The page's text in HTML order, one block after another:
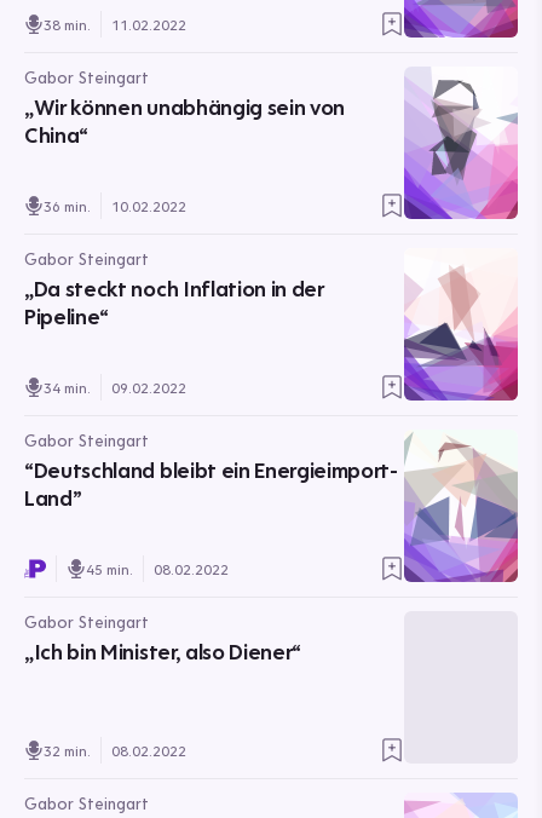
38 min. 11.02.2022
Gabor Steingart
„Wir können unabhängig sein von
China“
36 min. 10.02.2022
Gabor Steingart
„Da steckt noch Inflation in der
Pipeline“
34 min. 09.02.2022
Gabor Steingart
“Deutschland bleibt ein Energieimport-
Land”
45 min. 08.02.2022
Gabor Steingart
„Ich bin Minister, also Diener“
32 min. 08.02.2022
Gabor Steingart